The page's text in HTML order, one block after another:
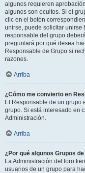
algunos requieren
algunos son ocultos. Si el
clic en el botón
unirse, puede solicitar unirse
responsable del grupo
preguntará por qué desea
Responsable de Grupo si
razones.
Arriba
¿Cómo me convierto en
El Responsable de un grupo
grupo. Si está interesado en
Administración.
Arriba
¿Por qué algunos Grupos
La Administración del foro
usuarios de un grupo para